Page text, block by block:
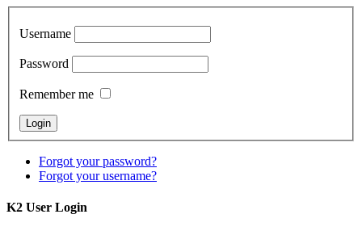
Username
Password
Remember me
Forgot your password?
Forgot your username?
K2 User Login